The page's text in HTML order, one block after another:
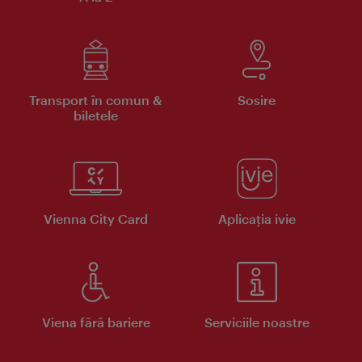
Transport în comun &
biletele
Sosire
Vienna City Card Aplicaţia ivie
Viena fără bariere Serviciile noastre